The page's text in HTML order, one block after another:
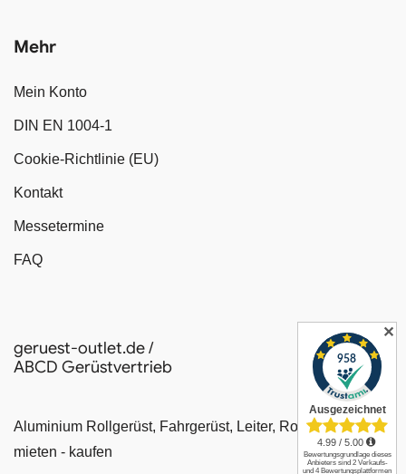
Mehr
Mein Konto
DIN EN 1004-1
Cookie-Richtlinie (EU)
Kontakt
Messetermine
FAQ
geruest-outlet.de /
ABCD Gerüstvertrieb
Aluminium Rollgerüst, Fahrgerüst, Leiter, Rollrüstung
mieten - kaufen
✕